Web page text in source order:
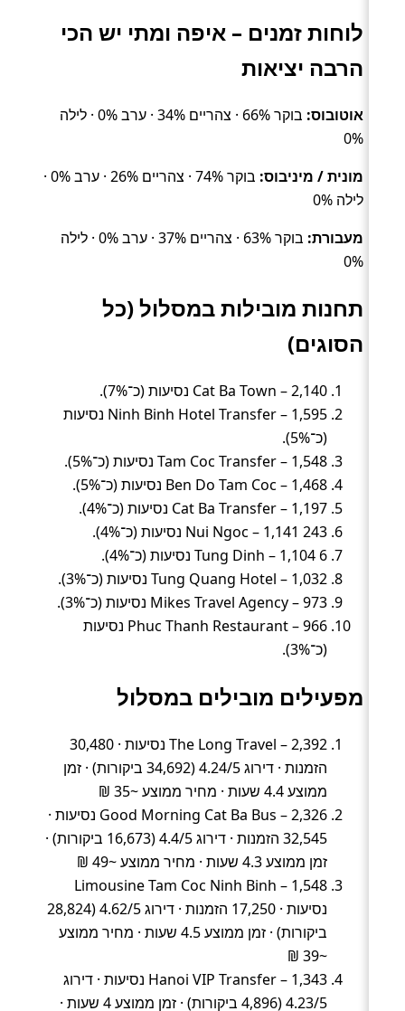
לוחות זמנים – איפה ומתי יש הכי
הרבה יציאות
אוטובוס:
בוקר 66% · צהריים 34% · ערב 0% · לילה
0%
מונית / מיניבוס:
בוקר 74% · צהריים 26% · ערב 0% ·
לילה 0%
מעבורת:
בוקר 63% · צהריים 37% · ערב 0% · לילה
0%
תחנות מובילות במסלול (כל
הסוגים)
Cat Ba Town – 2,140 נסיעות (כ־7%).
Ninh Binh Hotel Transfer – 1,595 נסיעות
(כ־5%).
Tam Coc Transfer – 1,548 נסיעות (כ־5%).
Ben Do Tam Coc – 1,468 נסיעות (כ־5%).
Cat Ba Transfer – 1,197 נסיעות (כ־4%).
243 Nui Ngoc – 1,141 נסיעות (כ־4%).
6 Tung Dinh – 1,104 נסיעות (כ־4%).
Tung Quang Hotel – 1,032 נסיעות (כ־3%).
Mikes Travel Agency – 973 נסיעות (כ־3%).
Phuc Thanh Restaurant – 966 נסיעות
(כ־3%).
מפעילים מובילים במסלול
The Long Travel – 2,392 נסיעות · 30,480
הזמנות · דירוג 4.24/5 (34,692 ביקורות) · זמן
ממוצע 4.4 שעות · מחיר ממוצע ~35 ₪
Good Morning Cat Ba Bus – 2,326 נסיעות ·
32,545 הזמנות · דירוג 4.4/5 (16,673 ביקורות) ·
זמן ממוצע 4.3 שעות · מחיר ממוצע ~49 ₪
Limousine Tam Coc Ninh Binh – 1,548
נסיעות · 17,250 הזמנות · דירוג 4.62/5 (28,824
ביקורות) · זמן ממוצע 4.5 שעות · מחיר ממוצע
~39 ₪
Hanoi VIP Transfer – 1,343 נסיעות · דירוג
4.23/5 (4,896 ביקורות) · זמן ממוצע 4 שעות ·